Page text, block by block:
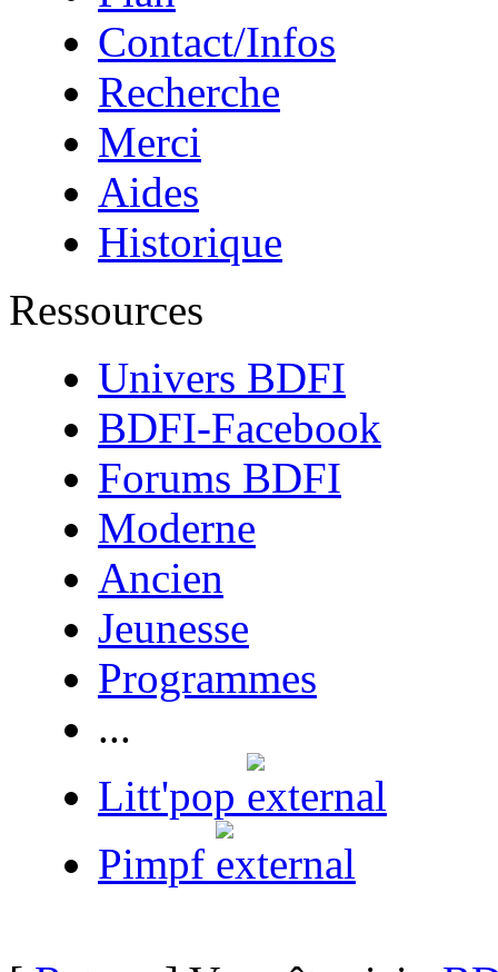
Contact/Infos
Recherche
Merci
Aides
Historique
Ressources
Univers BDFI
BDFI-Facebook
Forums BDFI
Moderne
Ancien
Jeunesse
Programmes
...
Litt'pop
Pimpf